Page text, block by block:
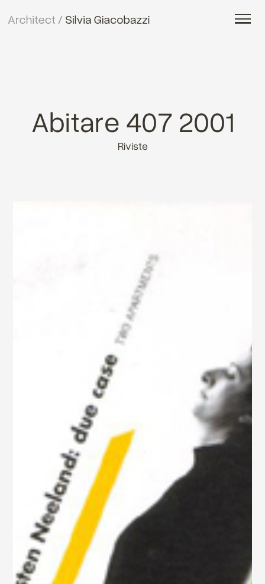
Abitare 407 2001
Riviste